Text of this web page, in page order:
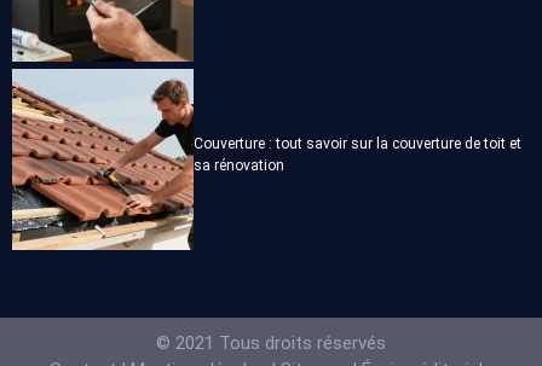
Couverture : tout savoir sur la couverture de toit et
sa rénovation
© 2021 Tous droits réservés